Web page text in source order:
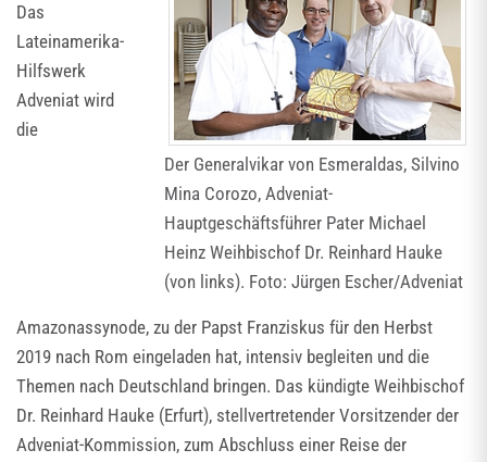
Der Generalvikar von Esmeraldas, Silvino
Mina Corozo, Adveniat-
Hauptgeschäftsführer Pater Michael
Heinz Weihbischof Dr. Reinhard Hauke
(von links). Foto: Jürgen Escher/Adveniat
Das
Lateinamerika-
Hilfswerk
Adveniat wird
die
Amazonassynode, zu der Papst Franziskus für den Herbst
2019 nach Rom eingeladen hat, intensiv begleiten und die
Themen nach Deutschland bringen. Das kündigte Weihbischof
Dr. Reinhard Hauke (Erfurt), stellvertretender Vorsitzender der
Adveniat-Kommission, zum Abschluss einer Reise der